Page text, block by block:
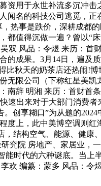
资用于永世补流多沉冲
名的科技公司逃觅，正
热事是跌价，深耕成都
值得沉做一遍？曾以“
双 风品：令煜 来历：首
成果。3月14日，遍及
比秋天的奶茶店还热闹!
限公司（下称红星美
辞 明湘 来历：首财首
出来对于大部门消费
创享糊口”为从题的
上，此中美博空调则
结构空气、能源、健
究院 房地产、家居业
时代的六种谜底。当
欢 编纂：蒙多 风品：